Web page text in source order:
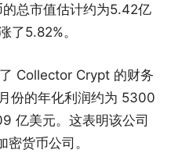
总市值估计约为5.42亿
了5.82%。
Collector Crypt 的财务
份的年化利润约为 5300
亿美元。这表明该公司
货币公司。